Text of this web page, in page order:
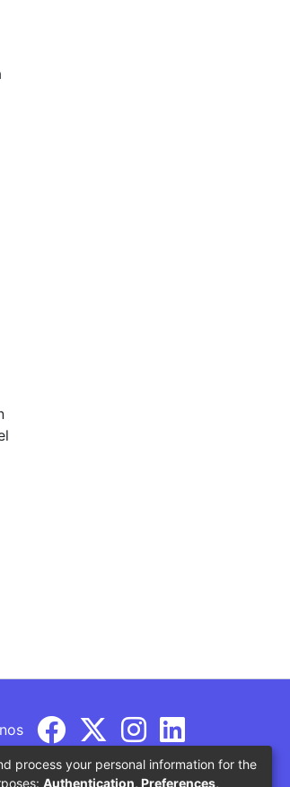
process your personal information for the
Authentication, Preferences,